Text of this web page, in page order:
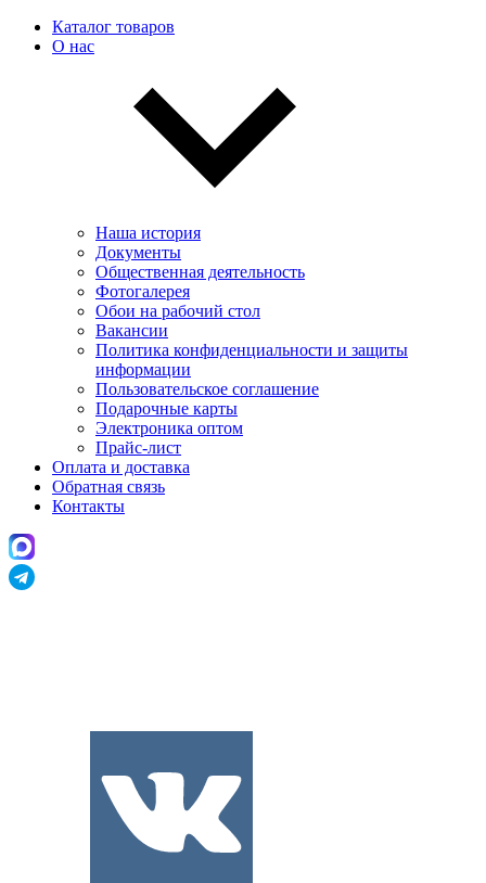
Каталог товаров
О нас
Наша история
Документы
Общественная деятельность
Фотогалерея
Обои на рабочий стол
Вакансии
Политика конфиденциальности и защиты
информации
Пользовательскоe соглашение
Подарочные карты
Электроника оптом
Прайс-лист
Оплата и доставка
Обратная связь
Контакты